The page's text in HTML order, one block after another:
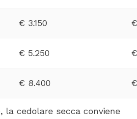
€ 3.150
€ 5.250
€ 8.400
la cedolare secca conviene